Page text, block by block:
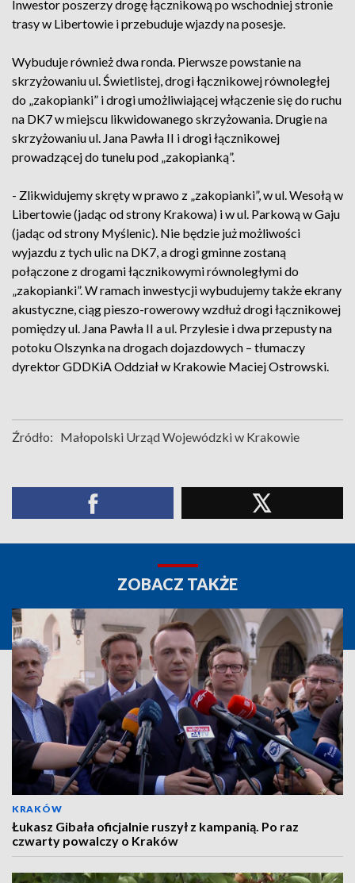
Inwestor poszerzy drogę łącznikową po wschodniej stronie
trasy w Libertowie i przebuduje wjazdy na posesje.
Wybuduje również dwa ronda. Pierwsze powstanie na
skrzyżowaniu ul. Świetlistej, drogi łącznikowej równoległej
do „zakopianki” i drogi umożliwiającej włączenie się do ruchu
na DK7 w miejscu likwidowanego skrzyżowania. Drugie na
skrzyżowaniu ul. Jana Pawła II i drogi łącznikowej
prowadzącej do tunelu pod „zakopianką”.
- Zlikwidujemy skręty w prawo z „zakopianki”, w ul. Wesołą w
Libertowie (jadąc od strony Krakowa) i w ul. Parkową w Gaju
(jadąc od strony Myślenic). Nie będzie już możliwości
wyjazdu z tych ulic na DK7, a drogi gminne zostaną
połączone z drogami łącznikowymi równoległymi do
„zakopianki”. W ramach inwestycji wybudujemy także ekrany
akustyczne, ciąg pieszo-rowerowy wzdłuż drogi łącznikowej
pomiędzy ul. Jana Pawła II a ul. Przylesie i dwa przepusty na
potoku Olszynka na drogach dojazdowych – tłumaczy
dyrektor GDDKiA Oddział w Krakowie Maciej Ostrowski.
Źródło: Małopolski Urząd Wojewódzki w Krakowie
ZOBACZ TAKŻE
KRAKÓW
Łukasz Gibała oficjalnie ruszył z kampanią. Po raz
czwarty powalczy o Kraków